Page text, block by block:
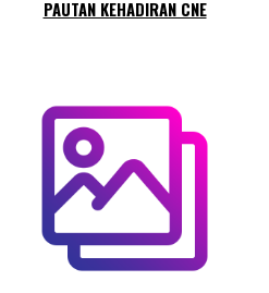
PAUTAN KEHADIRAN CNE